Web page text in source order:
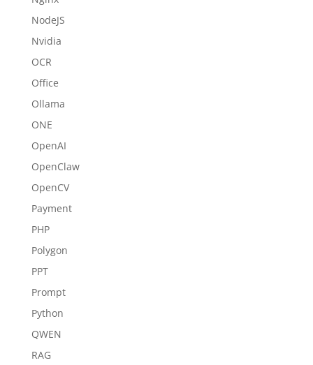
NodeJS
Nvidia
OCR
Office
Ollama
ONE
OpenAI
OpenClaw
OpenCV
Payment
PHP
Polygon
PPT
Prompt
Python
QWEN
RAG